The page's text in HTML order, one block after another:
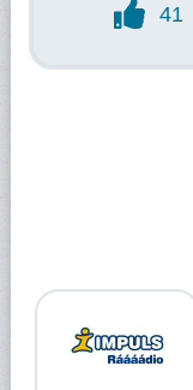
41